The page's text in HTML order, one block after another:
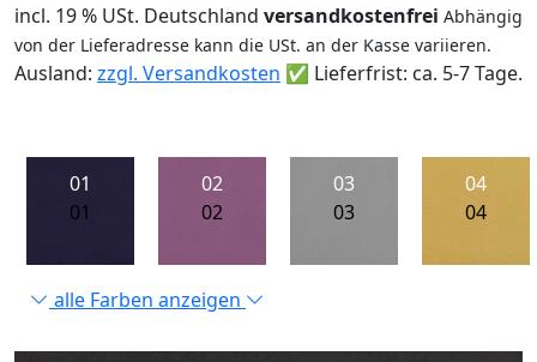
incl. 19 % USt. Deutschland versandkostenfrei Abhängig
von der Lieferadresse kann die USt. an der Kasse variieren.
Ausland: zzgl. Versandkosten ✅ Lieferfrist: ca. 5-7 Tage.
01
01
02
02
03
03
04
04
alle Farben anzeigen